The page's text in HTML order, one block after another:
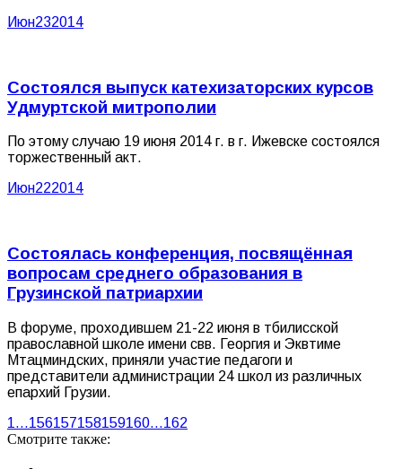
Июн232014
Состоялся выпуск катехизаторских курсов
Удмуртской митрополии
По этому случаю 19 июня 2014 г. в г. Ижевске состоялся
торжественный акт.
Июн222014
Состоялась конференция, посвящённая
вопросам среднего образования в
Грузинской патриархии
В форуме, проходившем 21-22 июня в тбилисской
православной школе имени свв. Георгия и Эквтиме
Мтацминдских, приняли участие педагоги и
представители администрации 24 школ из различных
епархий Грузии.
1…156157158159160…162
Смотрите также: